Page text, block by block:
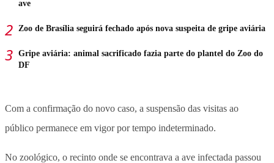
ave
Zoo de Brasília seguirá fechado após nova suspeita de gripe aviária
Gripe aviária: animal sacrificado fazia parte do plantel do Zoo do
DF
Com a confirmação do novo caso, a suspensão das visitas ao
público permanece em vigor por tempo indeterminado.
No zoológico, o recinto onde se encontrava a ave infectada passou